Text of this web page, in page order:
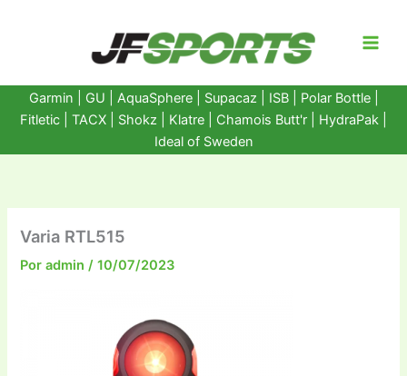
Garmin GU AquaSphere| Supacaz | ISB | Polar Bottle|
Fitletic
TACX Shokz Klatre Chamois Butt'r HydraPak
Ideal of Sweden
Varia RTL515
Poradmin/10/07/2023